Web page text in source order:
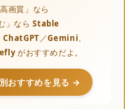
高画質」なら
」ならStable
ChatGPT／Gemini、
がおすすめだよ。
おすすめを見る →